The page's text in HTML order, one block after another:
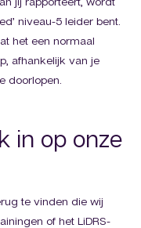
niveau-5 leider bent.
het een normaal
afhankelijk van je
doorlopen.
in op onze
te vinden die wij
of het LiDRS-